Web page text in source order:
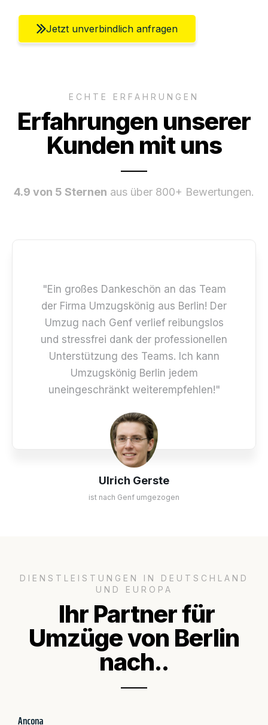
Jetzt unverbindlich anfragen
ECHTE ERFAHRUNGEN
Erfahrungen unserer
Kunden mit uns
4.9 von 5 Sternen aus über 800+ Bewertungen.
Ulrich Gerste
ist nach Genf umgezogen
"Ein großes Dankeschön an das Team
der Firma Umzugskönig aus Berlin! Der
Umzug nach Genf verlief reibungslos
und stressfrei dank der professionellen
Unterstützung des Teams. Ich kann
Umzugskönig Berlin jedem
uneingeschränkt weiterempfehlen!"
DIENSTLEISTUNGEN IN DEUTSCHLAND
UND EUROPA
Ihr Partner für
Umzüge von Berlin
nach..
Ancona